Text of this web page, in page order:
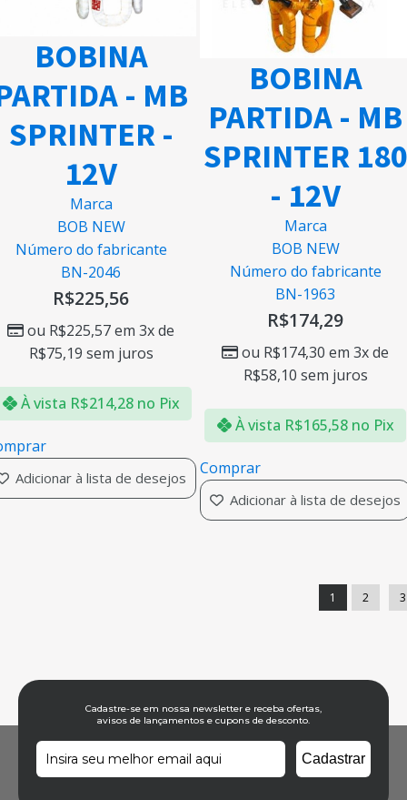
BOBINA
- MB
SPRINTER -
12V
Marca
BOB NEW
Número do fabricante
BN-2046
R$225,56
ou R$225,57em 3x de
R$75,19 sem juros
À vista R$214,28 no Pix
Adicionar à lista de desejos
BOBINA
PARTIDA - MB
SPRINTER 180
- 12V
Marca
BOB NEW
Número do fabricante
BN-1963
R$174,29
ou R$174,30 em 3x de
R$58,10 sem juros
À vista R$165,58 no Pix
Comprar
Adicionar à lista de desejos
1 2 3
Cadastre-se em nossa newsletter e receba ofertas,
avisos de lançamentos e cupons de desconto.